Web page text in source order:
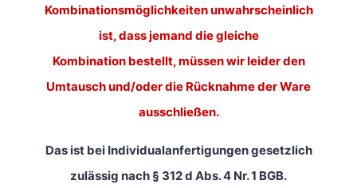
Kombinationsmöglichkeiten unwahrscheinlich
ist, dass jemand die gleiche
Kombination bestellt, müssen wir leider den
Umtausch und/oder die Rücknahme der Ware
ausschließen.
Das ist bei Individualanfertigungen gesetzlich
zulässig nach § 312 d Abs. 4 Nr. 1 BGB.